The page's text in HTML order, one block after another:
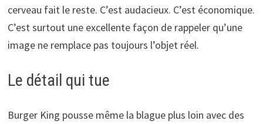
cerveau fait le reste. C’est audacieux. C’est économique.
C’est surtout une excellente façon de rappeler qu’une
image ne remplace pas toujours l’objet réel.
Le détail qui tue
Burger King pousse même la blague plus loin avec des